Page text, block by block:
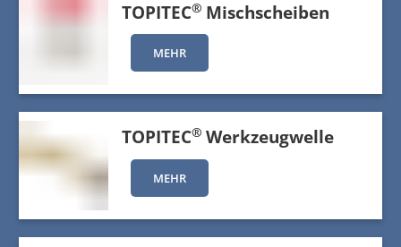
TOPITEC® Mischscheiben
MEHR
TOPITEC® Werkzeugwelle
MEHR